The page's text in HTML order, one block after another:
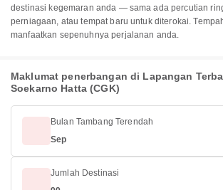
destinasi kegemaran anda — sama ada percutian
perniagaan, atau tempat baru untuk diterokai.
manfaatkan sepenuhnya perjalanan anda.
Maklumat penerbangan di Lapangan
Soekarno Hatta (CGK)
Bulan Tambang Terendah
Sep
Jumlah Destinasi